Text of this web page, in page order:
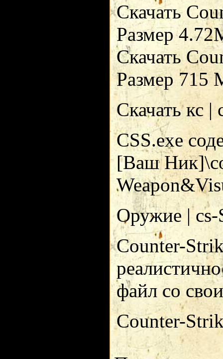
Скачать
Размер
Скачать
Размер 715
Скачать кс |
CSS.exe
[Ваш
Оружие |
Counter-
файл со
Counter-